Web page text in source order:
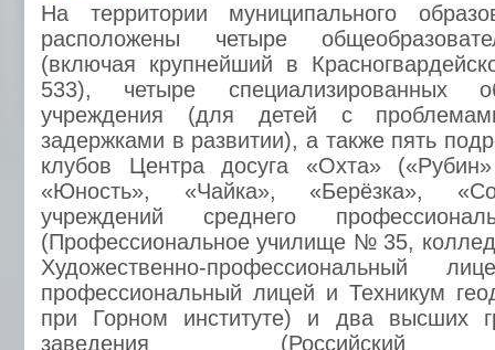
На территории муниципального
расположены четыре
(включая крупнейший в
533), четыре специализированных
учреждения (для детей с
задержками в развитии), а также пять
клубов Центра досуга «Охта»
«Юность», «Чайка», «Берёзка»,
учреждений среднего
(Профессиональное училище № 35,
Художественно-профессиональный
профессиональный лицей и Техникум
при Горном институте) и два высших
заведения (Российский